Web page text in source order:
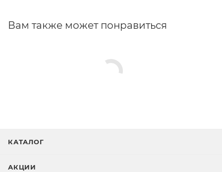
гипотонии, злокачественных образованиях,
Вам также может понравиться
КАТАЛОГ
АКЦИИ